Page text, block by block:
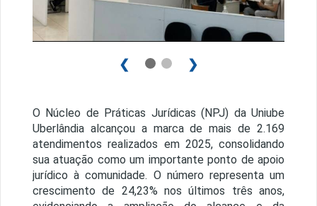
❮ ❯
O Núcleo de Práticas Jurídicas (NPJ) da Uniube
Uberlândia alcançou a marca de mais de 2.169
atendimentos realizados em 2025, consolidando
sua atuação como um importante ponto de apoio
jurídico à comunidade. O número representa um
crescimento de 24,23% nos últimos três anos,